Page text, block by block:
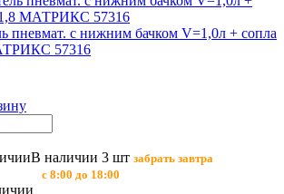
пневмат. с нижним бачком V=1,0л + сопла
57316
В наличии 3 шт забрать завтра
с 8:00 до 18:00